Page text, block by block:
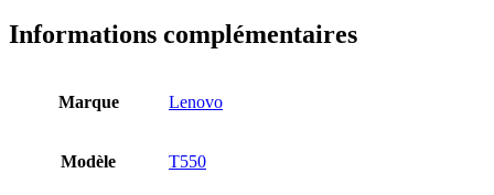
Informations complémentaires
Marque Lenovo
Modèle T550